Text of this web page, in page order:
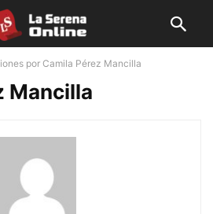
por Camila Pérez Mancilla
Mancilla